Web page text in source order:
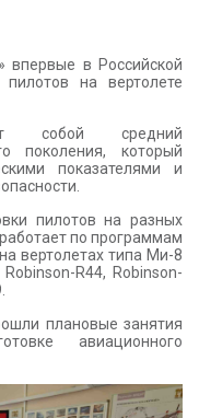
в Российской
на вертолете
собой средний
поколения, который
показателями и
пилотов на разных
по программам
вертолетах типа Ми-8
R44, Robinson-
плановые занятия
авиационного